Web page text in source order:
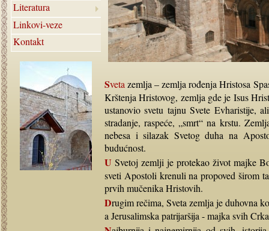
Literatura
Linkovi-veze
Kontakt
Sveta zemlja – zemlja rođenja Hristosa
Krštenja Hristovog, zemlja gde je Isus
ustanovio svetu tajnu Svete Evharistije,
stradanje, raspeće, „smrt“ na krstu.
nebesa i silazak Svetog duha na
budućnost.
U Svetoj zemlji je protekao život majke Božje i bilo njeno slavno Uspenje, iz iste ove Svete zemlje su
sveti Apostoli krenuli na propoved širom
prvih mučenika Hristovih.
Drugim rečima, Sveta zemlja je duhovna kolevka svih hrišćana. Jerusalim za vek i vekova je Sveti Grad,
a Jerusalimska patrijaršija - majka svih